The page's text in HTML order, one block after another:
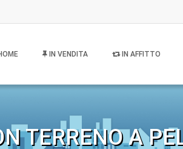
IN VENDITA IN AFFITTO
TERRENO A